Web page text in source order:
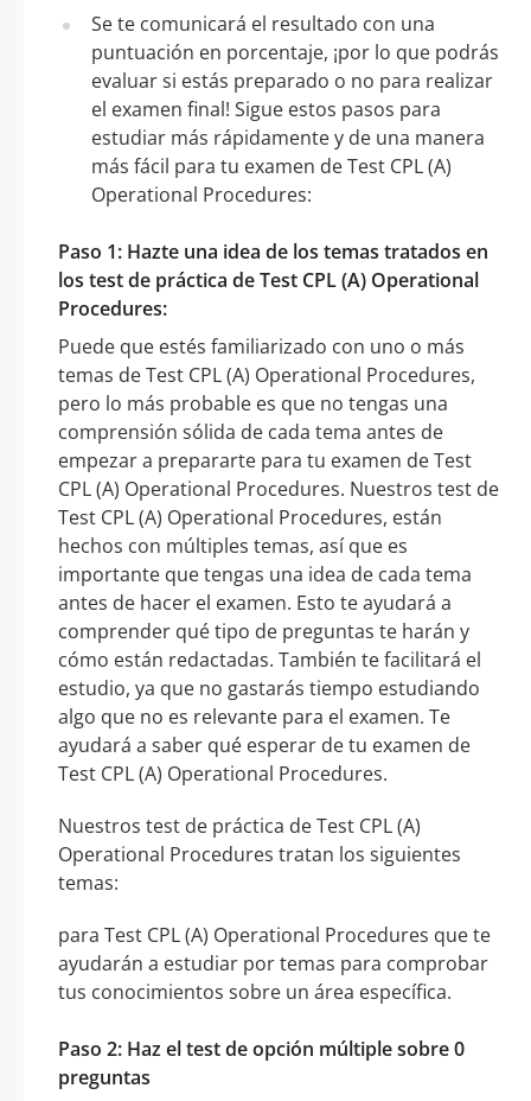
Se te comunicará el resultado con una
puntuación en porcentaje, ¡por lo que podrás
evaluar si estás preparado o no para realizar
el examen final! Sigue estos pasos para
estudiar más rápidamente y de una manera
más fácil para tu examen de Test CPL (A)
Operational Procedures:
Paso 1: Hazte una idea de los temas tratados en
los test de práctica de Test CPL (A) Operational
Procedures:
Puede que estés familiarizado con uno o más
temas de Test CPL (A) Operational Procedures,
pero lo más probable es que no tengas una
comprensión sólida de cada tema antes de
empezar a prepararte para tu examen de Test
CPL (A) Operational Procedures. Nuestros test de
Test CPL (A) Operational Procedures, están
hechos con múltiples temas, así que es
importante que tengas una idea de cada tema
antes de hacer el examen. Esto te ayudará a
comprender qué tipo de preguntas te harán y
cómo están redactadas. También te facilitará el
estudio, ya que no gastarás tiempo estudiando
algo que no es relevante para el examen. Te
ayudará a saber qué esperar de tu examen de
Test CPL (A) Operational Procedures.
Nuestros test de práctica de Test CPL (A)
Operational Procedures tratan los siguientes
temas:
para Test CPL (A) Operational Procedures que te
ayudarán a estudiar por temas para comprobar
tus conocimientos sobre un área específica.
Paso 2: Haz el test de opción múltiple sobre 0
preguntas